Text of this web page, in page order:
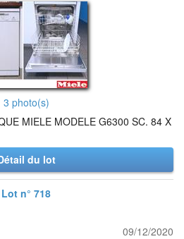
3 photo(s)
MIELE MODELE G6300 SC. 84 X
du lot
Lot n° 718
09/12/2020